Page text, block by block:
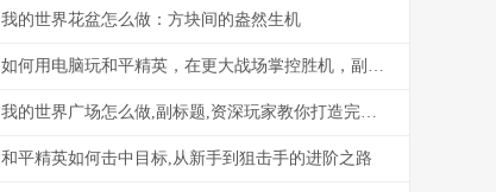
我的世界花盆怎么做：方块间的盎然生机
如何用电脑玩和平精英，在更大战场掌控胜机，副标题，从模拟器选择到实战精进的完全指南
我的世界广场怎么做,副标题,资深玩家教你打造完美公共空间
和平精英如何击中目标,从新手到狙击手的进阶之路